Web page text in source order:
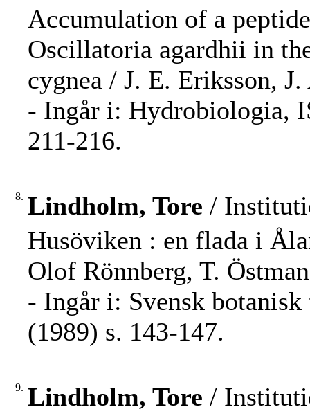
Accumulation of a
Oscillatoria agardhii in
cygnea / J. E. Eriksson,
- Ingår i: Hydrobiologia,
211-216.
8. Lindholm, Tore /
Husöviken : en flada i
Olof Rönnberg, T.
- Ingår i: Svensk
(1989) s. 143-147.
9. Lindholm, Tore /